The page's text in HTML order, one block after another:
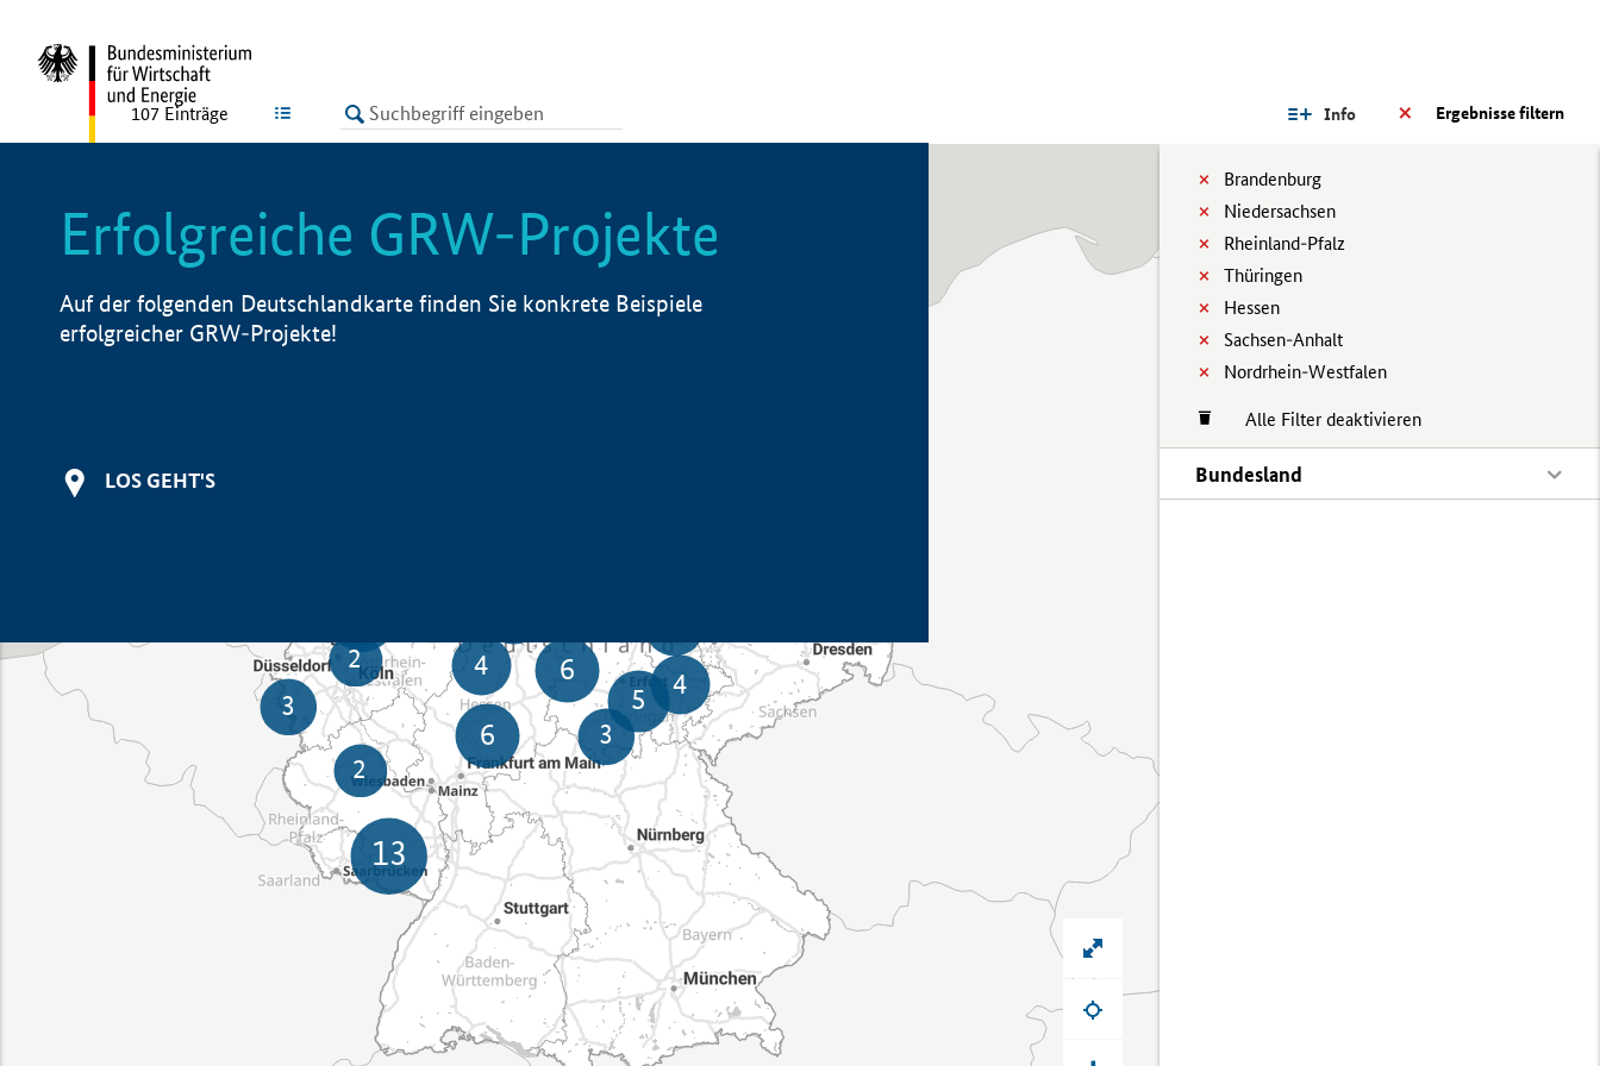
LISTE Ergebnisse filtern
Info
Brandenburg
Niedersachsen
Rheinland-Pfalz
Thüringen
Hessen
Sachsen-Anhalt
Nordrhein-Westfalen
Alle Filter deaktivieren
Bundesland
107 Einträge
Erfolgreiche GRW-Projekte
Auf der folgenden Deutschlandkarte finden Sie konkrete Beispiele
erfolgreicher GRW-Projekte!
LOS GEHT'S